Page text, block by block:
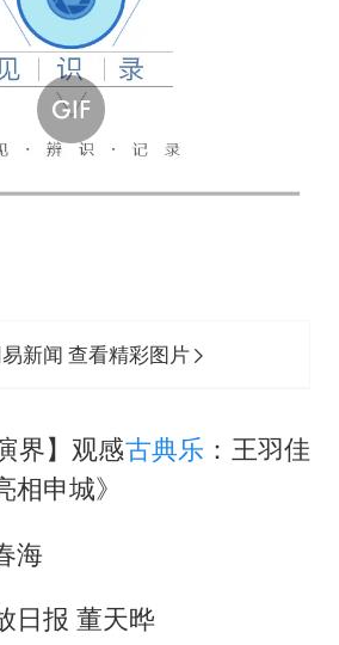
新闻 查看精彩图片
界】观感古典乐 ：王羽佳
申城》
海
日报 董天晔